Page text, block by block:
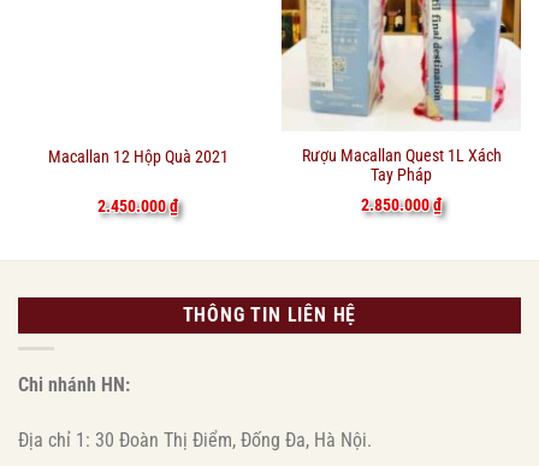
Macallan 12 Hộp Quà 2021
2.450.000₫
Rượu Macallan Quest 1L Xách
Tay Pháp
2.850.000₫
THÔNG TIN LIÊN HỆ
Chi nhánh HN:
Địa chỉ 1: 30 Đoàn Thị Điểm, Đống Đa, Hà Nội.